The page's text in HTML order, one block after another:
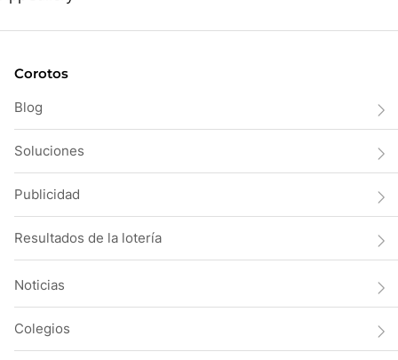
Corotos
Blog
Soluciones
Publicidad
Resultados de la lotería
Noticias
Colegios